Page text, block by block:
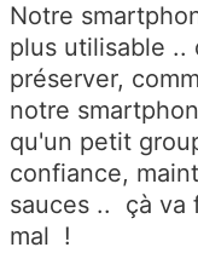
Notre
plus utilisable ..
préserver,
notre
qu'un petit
confiance,
sauces .. çà va
mal !